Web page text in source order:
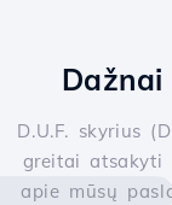
D.U.F. skyrius
greitai atsakyti
apie mūsų